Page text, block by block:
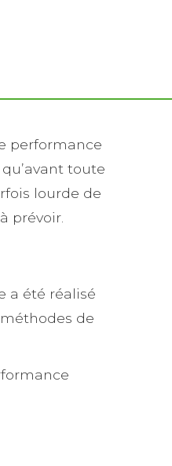
performance
toute
lourde de
prévoir.
a été réalisé
de